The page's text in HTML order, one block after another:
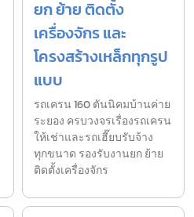
ยก ย้าย ติดตั้ง
เครื่องจักร และ
โครงสร้างเหล็กทุกรูป
แบบ
รถเครน 160 ตันนิคมบ้านค่าย
ระยอง ครบวงจรเรื่องรถเครน
ให้เช่าและรถเฮี๊ยบรับจ้าง
ทุกขนาด รองรับงานยก ย้าย
ติดตั้งเครื่องจักร